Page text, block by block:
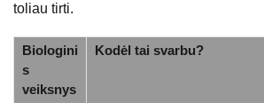
toliau tirti.
Biologini
s
veiksnys
Kodėl tai svarbu?